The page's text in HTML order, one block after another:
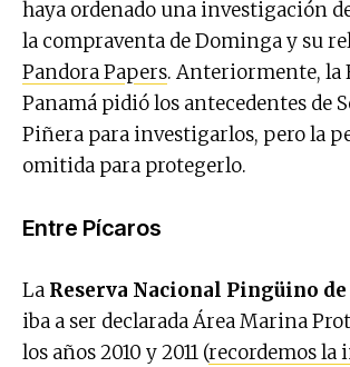
haya ordenado una investigación
la compraventa de Dominga y su
Pandora Papers. Anteriormente, la
Panamá pidió los antecedentes de
Piñera para investigarlos, pero la
omitida para protegerlo.
Entre Pícaros
La Reserva Nacional Pingüino
iba a ser declarada Área Marina
los años 2010 y 2011 (recordemos la